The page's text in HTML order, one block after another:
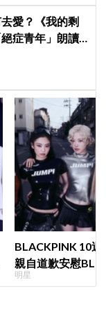
去愛？《我的剩
症青年」朗讀
BLACKPINK 10
親自道歉安慰
直呼：「看了心
明星